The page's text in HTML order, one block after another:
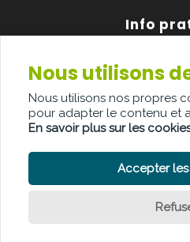
Info
Qui
Nous utilisons
Nous utilisons nos propres
pour adapter le contenu et
En savoir plus sur les
Accepter